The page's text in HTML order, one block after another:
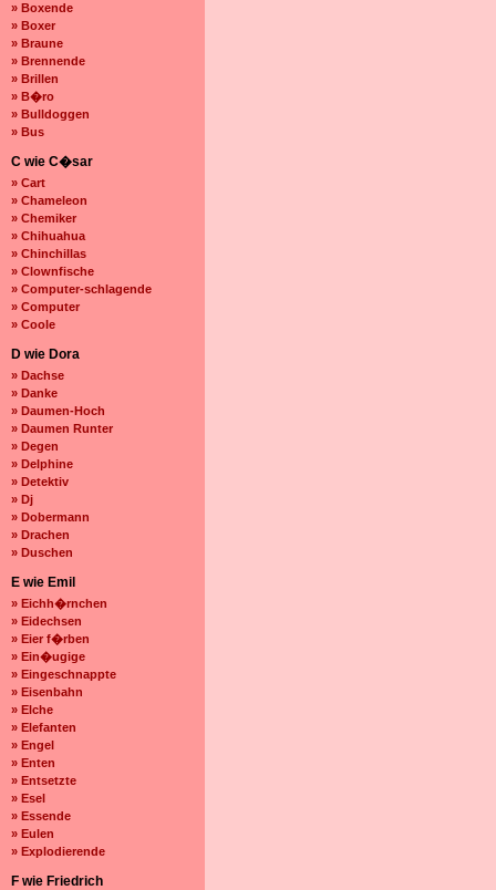
» Boxende
» Boxer
» Braune
» Brennende
» Brillen
» B�ro
» Bulldoggen
» Bus
C wie C�sar
» Cart
» Chameleon
» Chemiker
» Chihuahua
» Chinchillas
» Clownfische
» Computer-schlagende
» Computer
» Coole
D wie Dora
» Dachse
» Danke
» Daumen-Hoch
» Daumen Runter
» Degen
» Delphine
» Detektiv
» Dj
» Dobermann
» Drachen
» Duschen
E wie Emil
» Eichh�rnchen
» Eidechsen
» Eier f�rben
» Ein�ugige
» Eingeschnappte
» Eisenbahn
» Elche
» Elefanten
» Engel
» Enten
» Entsetzte
» Esel
» Essende
» Eulen
» Explodierende
F wie Friedrich